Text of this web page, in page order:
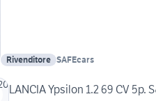
Rivenditore SAFEcars
LANCIA Ypsilon 1.2 69 CV 5p.